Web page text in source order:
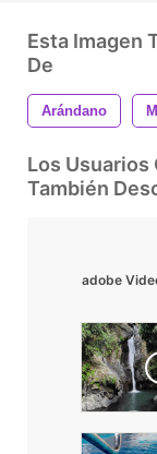
Esta Imagen
De
Arándano
Los Usuarios
También
adobe